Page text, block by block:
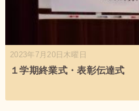
2023年7月20日木曜日
１学期終業式・表彰伝達式